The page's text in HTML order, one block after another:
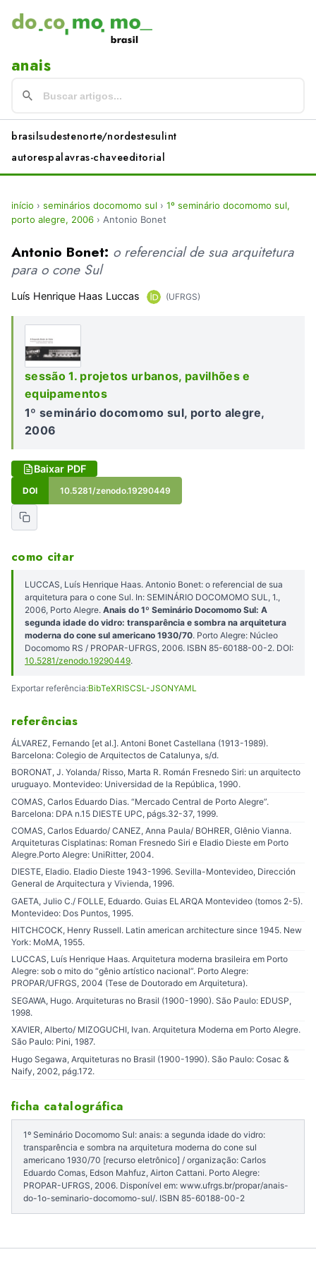
anais
brasilsudestenorte/nordestesulint
autorespalavras-chaveeditorial
início › seminários docomomo sul › 1º seminário docomomo sul,
porto alegre, 2006 › Antonio Bonet
Antonio Bonet: o referencial de sua arquitetura
para o cone Sul
Luís Henrique Haas Luccas (UFRGS)
sessão 1. projetos urbanos, pavilhões e
equipamentos
1º seminário docomomo sul, porto alegre,
2006
Baixar PDF
DOI 10.5281/zenodo.19290449
como citar
LUCCAS, Luís Henrique Haas. Antonio Bonet: o referencial de sua
arquitetura para o cone Sul. In: SEMINÁRIO DOCOMOMO SUL, 1.,
2006, Porto Alegre. Anais do 1º Seminário Docomomo Sul: A
segunda idade do vidro: transparência e sombra na arquitetura
moderna do cone sul americano 1930/70. Porto Alegre: Núcleo
Docomomo RS / PROPAR-UFRGS, 2006. ISBN 85-60188-00-2. DOI:
10.5281/zenodo.19290449.
Exportar referência:BibTeXRISCSL-JSONYAML
referências
ÁLVAREZ, Fernando [et al.]. Antoni Bonet Castellana (1913-1989).
Barcelona: Colegio de Arquitectos de Catalunya, s/d.
BORONAT, J. Yolanda/ Risso, Marta R. Román Fresnedo Siri: un arquitecto
uruguayo. Montevideo: Universidad de la República, 1990.
COMAS, Carlos Eduardo Dias. “Mercado Central de Porto Alegre”.
Barcelona: DPA n.15 DIESTE UPC, págs.32-37, 1999.
COMAS, Carlos Eduardo/ CANEZ, Anna Paula/ BOHRER, Glênio Vianna.
Arquiteturas Cisplatinas: Roman Fresnedo Siri e Eladio Dieste em Porto
Alegre.Porto Alegre: UniRitter, 2004.
DIESTE, Eladio. Eladio Dieste 1943-1996. Sevilla-Montevideo, Dirección
General de Arquitectura y Vivienda, 1996.
GAETA, Julio C./ FOLLE, Eduardo. Guias ELARQA Montevideo (tomos 2-5).
Montevideo: Dos Puntos, 1995.
HITCHCOCK, Henry Russell. Latin american architecture since 1945. New
York: MoMA, 1955.
LUCCAS, Luís Henrique Haas. Arquitetura moderna brasileira em Porto
Alegre: sob o mito do “gênio artístico nacional”. Porto Alegre:
PROPAR/UFRGS, 2004 (Tese de Doutorado em Arquitetura).
SEGAWA, Hugo. Arquiteturas no Brasil (1900-1990). São Paulo: EDUSP,
1998.
XAVIER, Alberto/ MIZOGUCHI, Ivan. Arquitetura Moderna em Porto Alegre.
São Paulo: Pini, 1987.
Hugo Segawa, Arquiteturas no Brasil (1900-1990). São Paulo: Cosac &
Naify, 2002, pág.172.
ficha catalográfica
1º Seminário Docomomo Sul: anais: a segunda idade do vidro:
transparência e sombra na arquitetura moderna do cone sul
americano 1930/70 [recurso eletrônico] / organização: Carlos
Eduardo Comas, Edson Mahfuz, Airton Cattani. Porto Alegre:
PROPAR-UFRGS, 2006. Disponível em: www.ufrgs.br/propar/anais-
do-1o-seminario-docomomo-sul/. ISBN 85-60188-00-2